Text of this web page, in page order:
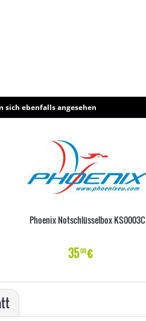
sich ebenfalls angesehen
Phoenix Notschlüsselbox KS0003C
3500€